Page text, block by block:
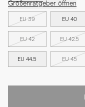
Größenratgeber öffnen
EU 39 EU 40
EU 42 EU 42.5
EU 44.5 EU 45